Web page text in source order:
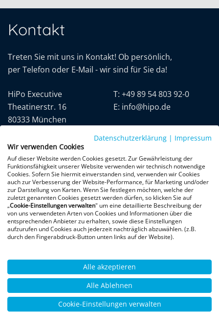
Kontakt
Treten Sie mit uns in Kontakt! Ob persönlich,
per Telefon oder E-Mail - wir sind für Sie da!
HiPo Executive
Theatinerstr. 16
80333 München
T: +49 89 54 803 92-0
E: info@hipo.de
Datenschutz AGB Impressum
+300 Google-Rezensionen
★★★★★
4,9 von 5 Sternen
Datenschutzerklärung | Impressum
Wir verwenden Cookies
Auf dieser Website werden Cookies gesetzt. Zur Gewährleistung der
Funktionsfähigkeit unserer Website verwenden wir technisch notwendige
Cookies. Sofern Sie hiermit einverstanden sind, verwenden wir Cookies
auch zur Verbesserung der Website-Performance, für Marketing und/oder
zur Darstellung von Karten. Wenn Sie festlegen möchten, welche der
zuletzt genannten Cookies gesetzt werden dürfen, so klicken Sie auf
„Cookie-Einstellungen verwalten" um eine detaillierte Beschreibung der
von uns verwendeten Arten von Cookies und Informationen über die
entsprechenden Anbieter zu erhalten, sowie diese Einstellungen
aufzurufen und Cookies auch jederzeit nachträglich abzuwählen. (z.B.
durch den Fingerabdruck-Button unten links auf der Website).
Alle akzeptieren
Alle Ablehnen
Cookie-Einstellungen verwalten